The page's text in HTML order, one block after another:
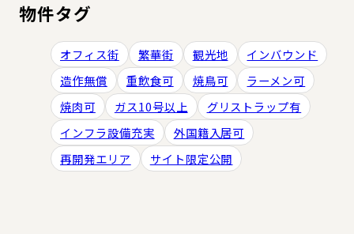
物件タグ
オフィス街 繁華街 観光地
インバウンド
造作無償
重飲食可 焼鳥可
ラーメン可
焼肉可
ガス10号以上
グリストラップ有
インフラ設備充実
外国籍入居可
再開発エリア
サイト限定公開